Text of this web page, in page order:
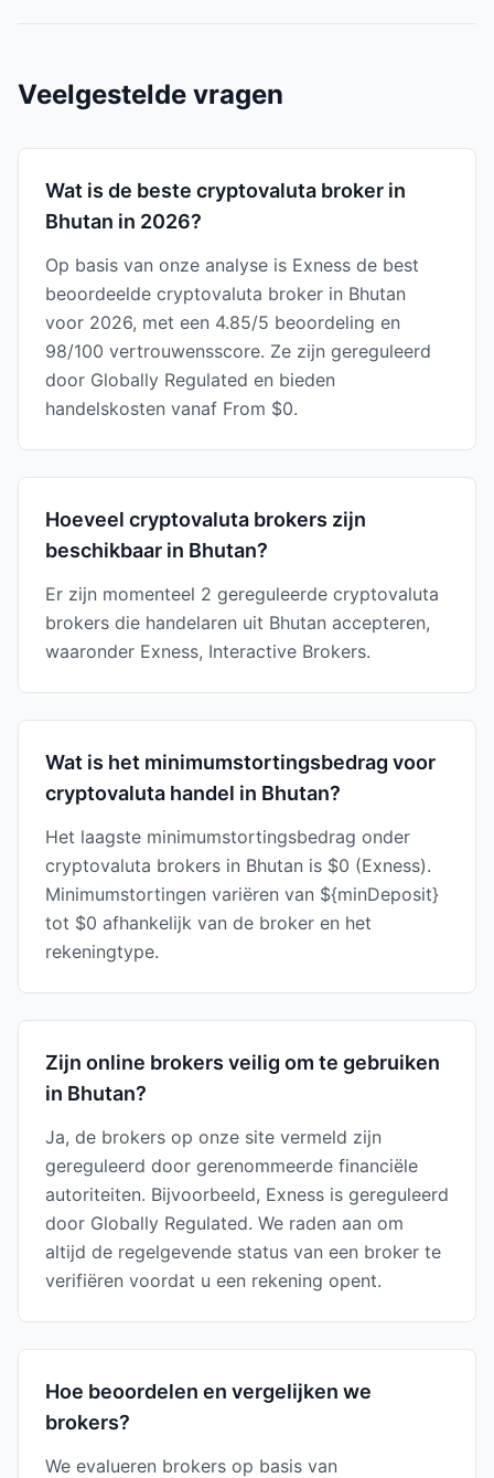
Veelgestelde vragen
Wat is de beste cryptovaluta broker in
Bhutan in 2026?
Op basis van onze analyse is Exness de best
beoordeelde cryptovaluta broker in Bhutan
voor 2026, met een 4.85/5 beoordeling en
98/100 vertrouwensscore. Ze zijn gereguleerd
door Globally Regulated en bieden
handelskosten vanaf From $0.
Hoeveel cryptovaluta brokers zijn
beschikbaar in Bhutan?
Er zijn momenteel 2 gereguleerde cryptovaluta
brokers die handelaren uit Bhutan accepteren,
waaronder Exness, Interactive Brokers.
Wat is het minimumstortingsbedrag voor
cryptovaluta handel in Bhutan?
Het laagste minimumstortingsbedrag onder
cryptovaluta brokers in Bhutan is $0 (Exness).
Minimumstortingen variëren van ${minDeposit}
tot $0 afhankelijk van de broker en het
rekeningtype.
Zijn online brokers veilig om te gebruiken
in Bhutan?
Ja, de brokers op onze site vermeld zijn
gereguleerd door gerenommeerde financiële
autoriteiten. Bijvoorbeeld, Exness is gereguleerd
door Globally Regulated. We raden aan om
altijd de regelgevende status van een broker te
verifiëren voordat u een rekening opent.
Hoe beoordelen en vergelijken we
brokers?
We evalueren brokers op basis van